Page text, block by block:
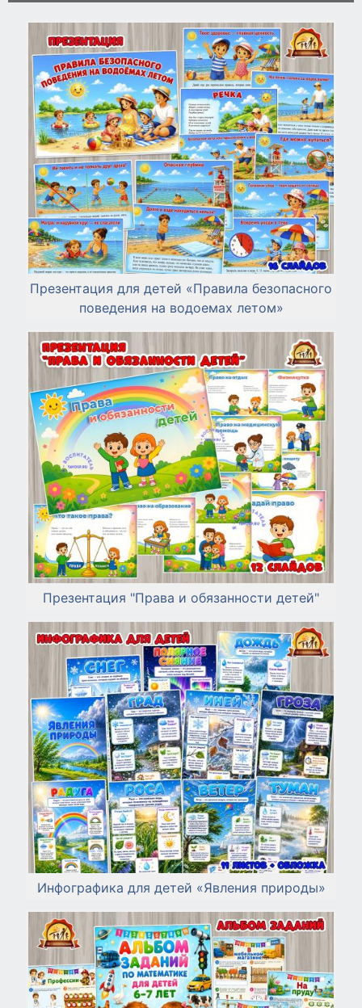
Презентация для детей «Правила безопасного
поведения на водоемах летом»
Презентация "Права и обязанности детей"
Инфографика для детей «Явления природы»